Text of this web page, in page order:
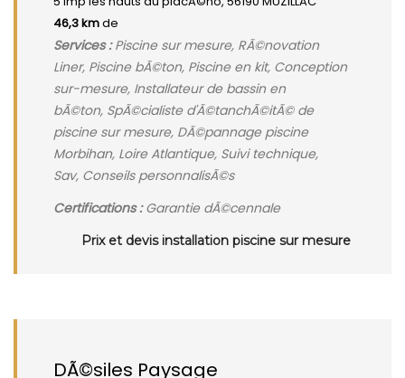
46,3 kmde
Services :Piscine sur mesure, RÃ©novation
Liner, Piscine bÃ©ton, Piscine en kit, Conception
sur-mesure, Installateur de bassin en
bÃ©ton, SpÃ©cialiste d'Ã©tanchÃ©itÃ© de
piscine sur mesure, DÃ©pannage piscine
Morbihan, Loire Atlantique, Suivi technique,
Sav, Conseils personnalisÃ©s
Certifications :Garantie dÃ©cennale
Prix et devis installation piscine sur mesure
DÃ©siles Paysage